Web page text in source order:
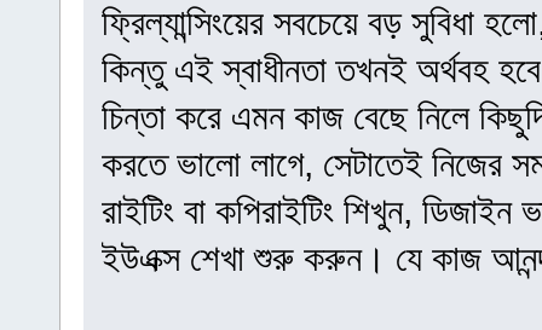
ফ্রিল্যান্সিংয়ের সবচেয়ে বড় সুবিধা
কিন্তু এই স্বাধীনতা তখনই অর্থবহ
চিন্তা করে এমন কাজ বেছে নিলে
করতে ভালো লাগে, সেটাতেই নিজের
রাইটিং বা কপিরাইটিং শিখুন,
ইউএক্স শেখা শুরু করুন। যে কাজ